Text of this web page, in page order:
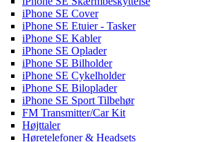
iPhone SE Cover
iPhone SE Etuier - Tasker
iPhone SE Kabler
iPhone SE Oplader
iPhone SE Bilholder
iPhone SE Cykelholder
iPhone SE Biloplader
iPhone SE Sport Tilbehør
FM Transmitter/Car Kit
Højttaler
Høretelefoner & Headsets